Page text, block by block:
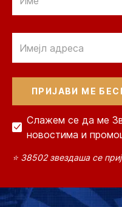
Слажем се да ме
новостима и
⭐ 38502 звездаша се